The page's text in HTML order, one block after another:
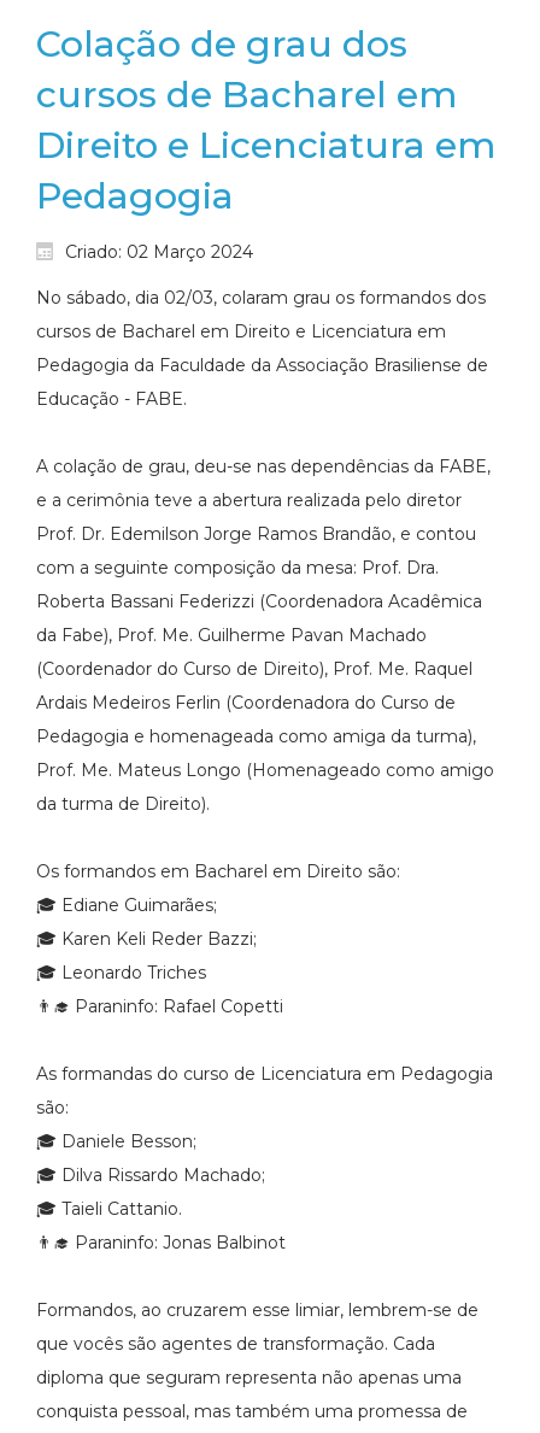
Colação de grau dos
cursos de Bacharel em
Direito e Licenciatura em
Pedagogia
Criado: 02 Março 2024
No sábado, dia 02/03, colaram grau os formandos dos
cursos de Bacharel em Direito e Licenciatura em
Pedagogia da Faculdade da Associação Brasiliense de
Educação - FABE.
A colação de grau, deu-se nas dependências da FABE,
e a cerimônia teve a abertura realizada pelo diretor
Prof. Dr. Edemilson Jorge Ramos Brandão, e contou
com a seguinte composição da mesa: Prof. Dra.
Roberta Bassani Federizzi (Coordenadora Acadêmica
da Fabe), Prof. Me. Guilherme Pavan Machado
(Coordenador do Curso de Direito), Prof. Me. Raquel
Ardais Medeiros Ferlin (Coordenadora do Curso de
Pedagogia e homenageada como amiga da turma),
Prof. Me. Mateus Longo (Homenageado como amigo
da turma de Direito).
Os formandos em Bacharel em Direito são:
🎓 Ediane Guimarães;
🎓 Karen Keli Reder Bazzi;
🎓 Leonardo Triches
👨‍🎓 Paraninfo: Rafael Copetti
As formandas do curso de Licenciatura em Pedagogia
são:
🎓 Daniele Besson;
🎓 Dilva Rissardo Machado;
🎓 Taieli Cattanio.
👨‍🎓 Paraninfo: Jonas Balbinot
Formandos, ao cruzarem esse limiar, lembrem-se de
que vocês são agentes de transformação. Cada
diploma que seguram representa não apenas uma
conquista pessoal, mas também uma promessa de